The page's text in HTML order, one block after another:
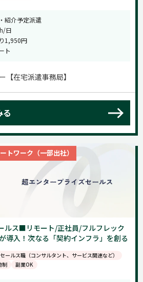
紹介予定派遣
日
1,950円
ト
【在宅派遣事務局】
る
トワーク（一部出社）
ルス■リモート/正社員/フルフレック
導入！次なる「契約インフラ」を創る
ールス職（コンサルタント、サービス関連など）
制
副業OK